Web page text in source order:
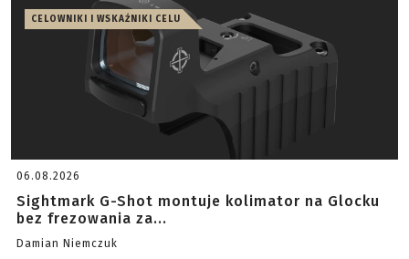
CELOWNIKI I WSKAŹNIKI CELU
06.08.2026
Sightmark G-Shot montuje kolimator na Glocku
bez frezowania za...
Damian Niemczuk